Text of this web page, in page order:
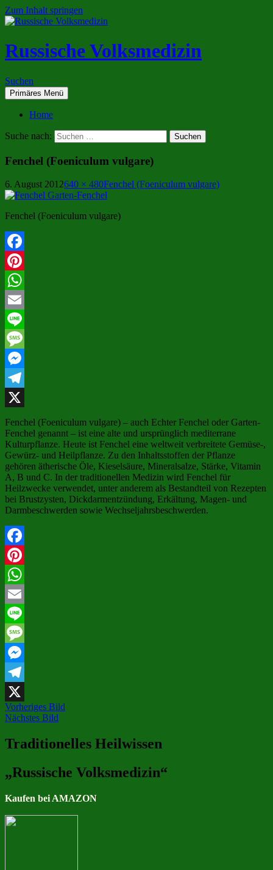
Zum Inhalt springen
Russische Volksmedizin
Suchen
Primäres Menü
Home
Suche nach:
Fenchel (Foeniculum vulgare)
6. August 2012640 × 480Fenchel (Foeniculum vulgare)
Fenchel (Foeniculum vulgare)
Facebook
Pinterest
WhatsApp
Email
Line
Message
Messenger
Telegram
X
Fenchel (Foeniculum vulgare) – auch Echter Fenchel oder Garten-
Fenchel genannt – ist eine alte und ursprünglich mediterrane
Kulturpflanze. Heute ist Fenchel eine weltweit verbreitete Gemüse-,
Gewürz- und Heilpflanze. Zu den Inhaltsstoffen der Pflanze
gehören ätherische Öle, Kieselsäure, Mineralsalze, Stärke, Vitamin
A, B und C. In der traditionellen Medizin wird Fenchel für
Heilzwecke verwendet, unter anderem als Bestandteil von Rezepten
bei Brustzysten, Dickdarmentzündung, Erkältung, Magen- und
Darmbeschwerden sowie Wechseljahrsbeschwerden.
Facebook
Pinterest
WhatsApp
Email
Line
Message
Messenger
Telegram
X
Vorheriges Bild
Nächstes Bild
Traditionelles Heilwissen
„Russische Volksmedizin“
Kaufen bei AMAZON